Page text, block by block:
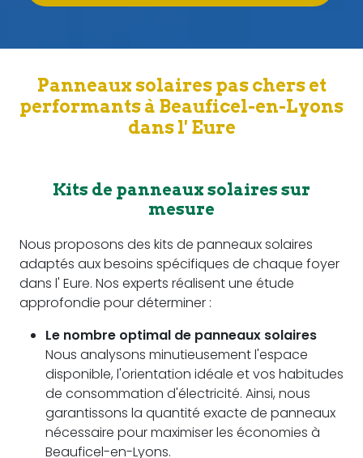
Panneaux solaires pas chers et
performants à Beauficel-en-Lyons
dans l' Eure
Kits de panneaux solaires sur
mesure
Nous proposons des kits de panneaux solaires
adaptés aux besoins spécifiques de chaque foyer
dans l' Eure. Nos experts réalisent une étude
approfondie pour déterminer :
Le nombre optimal de panneaux solaires
Nous analysons minutieusement l'espace
disponible, l'orientation idéale et vos habitudes
de consommation d'électricité. Ainsi, nous
garantissons la quantité exacte de panneaux
nécessaire pour maximiser les économies à
Beauficel-en-Lyons.